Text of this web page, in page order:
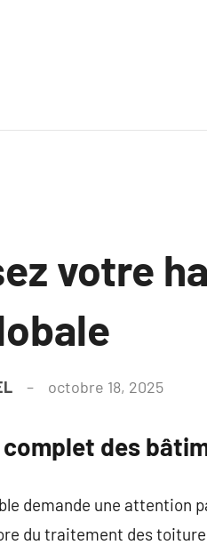
votre
octobre 18, 2025
des
demande une attention
du traitement des